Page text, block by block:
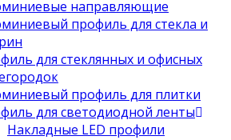
направляющие
профиль для стекла и
для стеклянных и офисных
профиль для плитки
для светодиодной ленты
Накладные LED профили